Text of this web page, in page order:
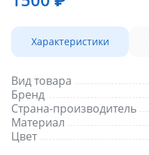
Характеристики
Вид товара
Бренд
Страна-производитель
Материал
Цвет